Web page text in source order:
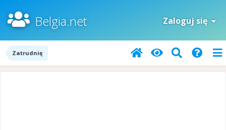
Belgia.net Zaloguj się
Zatrudnię